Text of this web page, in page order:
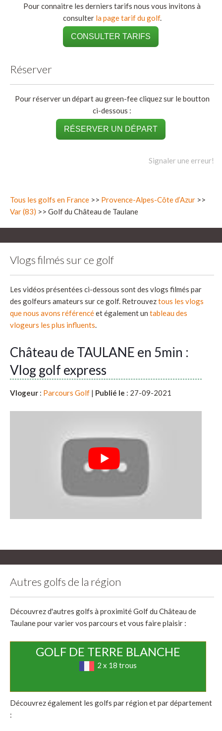
Pour connaitre les derniers tarifs nous vous invitons à
consulter la page tarif du golf.
CONSULTER TARIFS
Réserver
Pour réserver un départ au green-fee cliquez sur le boutton
ci-dessous :
RÉSERVER UN DÉPART
Signaler une erreur!
Tous les golfs en France >> Provence-Alpes-Côte d’Azur >>
Var (83) >> Golf du Château de Taulane
Vlogs filmés sur ce golf
Les vidéos présentées ci-dessous sont des vlogs filmés par
des golfeurs amateurs sur ce golf. Retrouveztous les vlogs
que nous avons référencéet également un tableau des
vlogeurs les plus influents.
Château de TAULANE en 5min :
Vlog golf express
Vlogeur : Parcours Golf | Publié le : 27-09-2021
Autres golfs de la région
Découvrez d'autres golfs à proximité Golf du Château de
Taulane pour varier vos parcours et vous faire plaisir :
GOLF DE TERRE BLANCHE
2 x 18 trous
Découvrez également les golfs par région et par département
: